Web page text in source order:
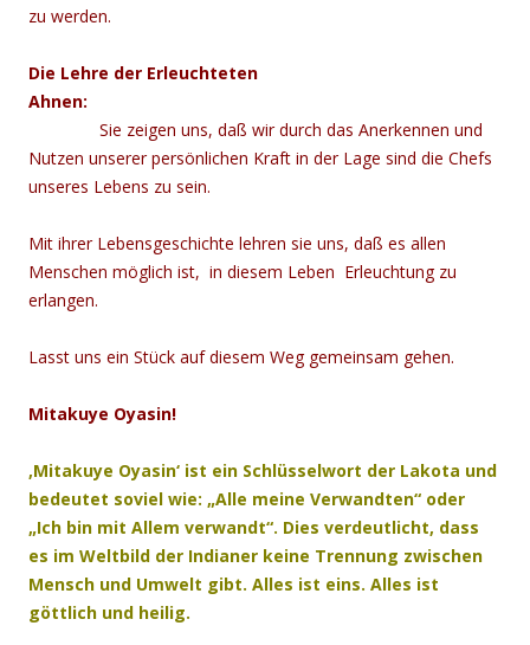
zu werden.
Die Lehre der Erleuchteten
Ahnen:
Sie zeigen uns, daß wir durch das Anerkennen und
Nutzen unserer persönlichen Kraft in der Lage sind die Chefs
unseres Lebens zu sein.
Mit ihrer Lebensgeschichte lehren sie uns, daß es allen
Menschen möglich ist, in diesem Leben Erleuchtung zu
erlangen.
Lasst uns ein Stück auf diesem Weg gemeinsam gehen.
Mitakuye Oyasin!
‚Mitakuye Oyasin‘ ist ein Schlüsselwort der Lakota und
bedeutet soviel wie: „Alle meine Verwandten“ oder
„Ich bin mit Allem verwandt“. Dies verdeutlicht, dass
es im Weltbild der Indianer keine Trennung zwischen
Mensch und Umwelt gibt. Alles ist eins. Alles ist
göttlich und heilig.